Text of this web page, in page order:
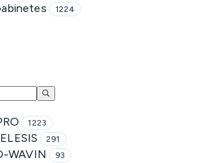
1224
1223
291
WAVIN 93